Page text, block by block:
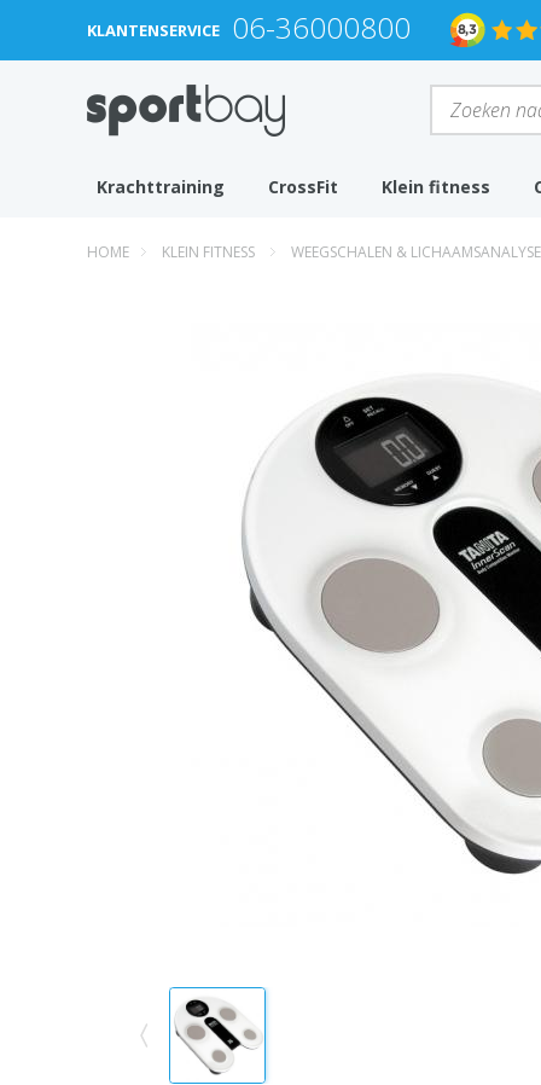
KLANTENSERVICE 06-36000800
Krachttraining CrossFit Klein fitness
HOME KLEIN FITNESS WEEGSCHALEN & LICHAAMSANALYSE